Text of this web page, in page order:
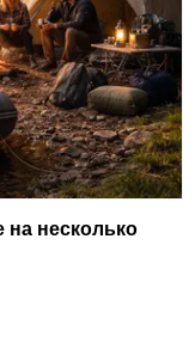
на несколько